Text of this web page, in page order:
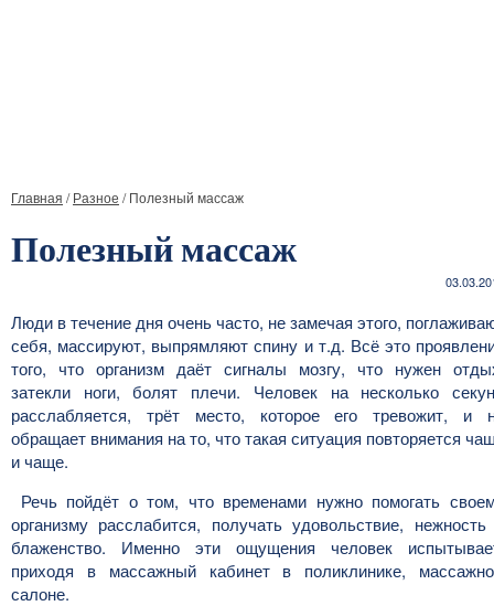
Главная /Разное /Полезный массаж
Полезный массаж
Люди в течение дня очень часто, не замечая этого,
себя, массируют, выпрямляют спину и т.д. Всё это
того, что организм даёт сигналы мозгу, что нужен
затекли ноги, болят плечи. Человек на несколько
расслабляется, трёт место, которое его тревожит, и
обращает внимания на то, что такая ситуация повторяется
и чаще.
Речь пойдёт о том, что временами нужно помогать
организму расслабится, получать удовольствие,
блаженство. Именно эти ощущения человек
приходя в массажный кабинет в поликлинике,
салоне.